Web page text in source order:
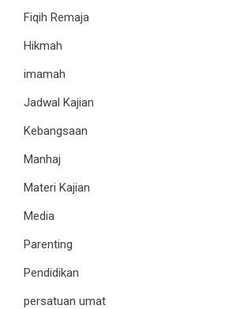
Fiqih Remaja
Hikmah
imamah
Jadwal Kajian
Kebangsaan
Manhaj
Materi Kajian
Media
Parenting
Pendidikan
persatuan umat